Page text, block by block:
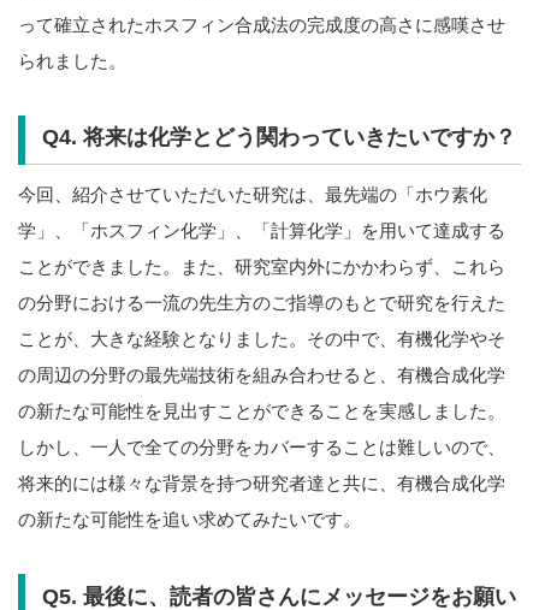
って確立されたホスフィン合成法の完成度の高さに感嘆させ
られました。
Q4. 将来は化学とどう関わっていきたいですか？
今回、紹介させていただいた研究は、最先端の「ホウ素化
学」、「ホスフィン化学」、「計算化学」を用いて達成する
ことができました。また、研究室内外にかかわらず、これら
の分野における一流の先生方のご指導のもとで研究を行えた
ことが、大きな経験となりました。その中で、有機化学やそ
の周辺の分野の最先端技術を組み合わせると、有機合成化学
の新たな可能性を見出すことができることを実感しました。
しかし、一人で全ての分野をカバーすることは難しいので、
将来的には様々な背景を持つ研究者達と共に、有機合成化学
の新たな可能性を追い求めてみたいです。
Q5. 最後に、読者の皆さんにメッセージをお願い